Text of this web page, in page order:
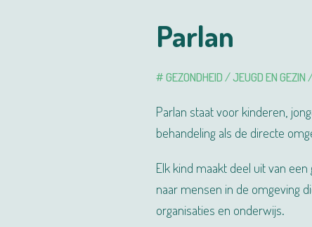
Parlan
# GEZONDHEID / JEUGD EN GEZIN
Parlan staat voor kinderen,
behandeling als de directe
Elk kind maakt deel uit van
naar mensen in de omgeving
organisaties en onderwijs.